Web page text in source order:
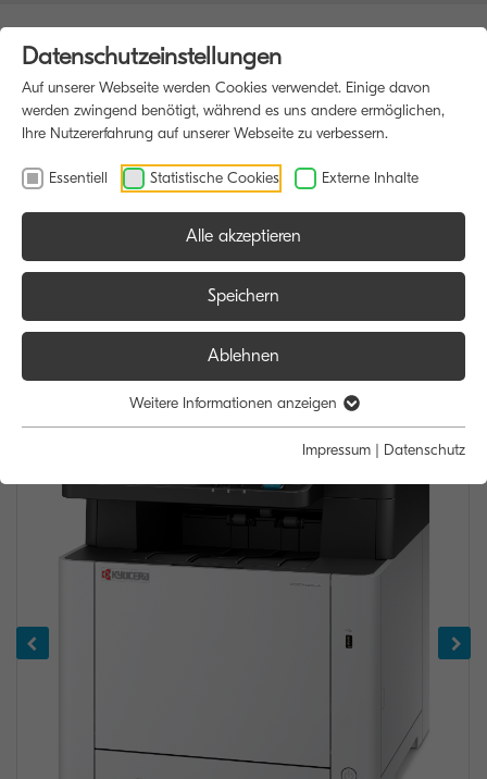
Datenschutzeinstellungen
Auf unserer Webseite werden Cookies verwendet. Einige davon
werden zwingend benötigt, während es uns andere ermöglichen,
Ihre Nutzererfahrung auf unserer Webseite zu verbessern.
Essentiell Statistische Cookies Externe Inhalte
Alle akzeptieren
Speichern
Ablehnen
Weitere Informationen anzeigen
Impressum | Datenschutz